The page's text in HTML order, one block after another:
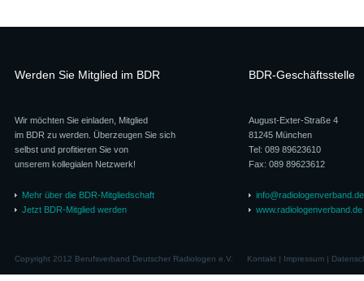
Werden Sie Mitglied im BDR
Wir möchten Sie einladen, Mitglied
im BDR zu werden. Überzeugen Sie sich
selbst und profitieren Sie von
unserem kollegialen Netzwerk!
Mehr über die BDR-Mitgliedschaft
Jetzt BDR-Mitglied werden
BDR-Geschäftsstelle
August-Exter-Straße 4
81245 München
Tel: 089 89623610
Fax: 089 89623612
info@radiologenverband.de
www.radiologenverband.de
Copyright 2012 Berufsverband Deutscher Radiologen e.V. Kontakt| Impressum|